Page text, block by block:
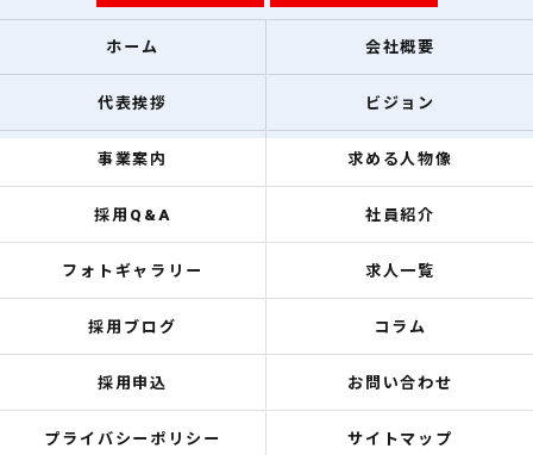
ホーム 会社概要
代表挨拶 ビジョン
事業案内 求める人物像
採用Q&A 社員紹介
フォトギャラリー 求人一覧
採用ブログ コラム
採用申込 お問い合わせ
プライバシーポリシー サイトマップ